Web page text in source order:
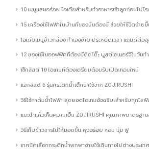
10 เมนูแสนอร่อย ไอเดียสำหรับทำอาหารเช้าลูกก่อนไปโร
15 เครื่องใช้ไฟฟ้าในบ้านที่ของมันต้องมี ช่วยให้ชีวิตง่ายขึ้
ไอเดียเมนูข้าวกล่อง ทำเองง่าย ประหยัดเวลา แถมดีต่อ
12 ของใช้ในออฟฟิศที่ต้องมีติดโต๊ะ บูสต์เอเนอร์จีในวันท
เช็กลิสต์ 10 ไอเทมที่ต้องเตรียมต้อนรับเปิดเทอมใหม่
แจกลิสต์ 6 รุ่นกระติกน้ำเด็กน่าใช้จาก ZOJIRUSHI
วิธีใช้กาต้มน้ำไฟฟ้า สุดยอดไอเทมอัจฉริยะสำหรับทุกไลฟ์
แนะนำแก้วเก็บความเย็น ZOJIRUSHI คุณภาพมาตรฐา
วิธีเก็บข้าวสารไม่ให้มอดขึ้น หุงอร่อย หอม นุ่ม ฟู
เทคนิคเลือกกระติกน้ำพกพาง่ายใช้เดินทางไปต่างประเทศ